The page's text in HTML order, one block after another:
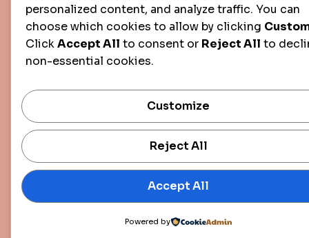
personalized content, and analyze traffic. You can
choose which cookies to allow by clicking
ClickAccept All to consent or Reject All to
non-essential cookies.
Customize
Reject All
Accept All
Powered by